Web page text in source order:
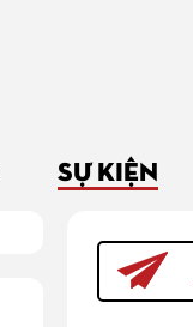
SỰ KIỆN